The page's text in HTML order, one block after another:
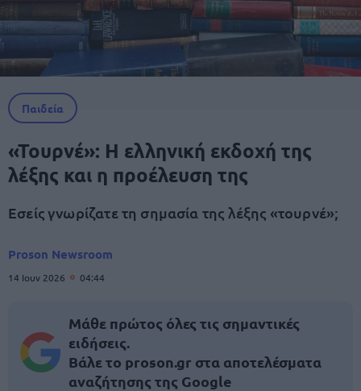
Παιδεία
«Τουρνέ»: Η ελληνική εκδοχή της
λέξης και η προέλευση της
Εσείς γνωρίζατε τη σημασία της λέξης «τουρνέ»;
Proson Newsroom
14 Ιουν 2026 04:44
Μάθε πρώτος όλες τις σημαντικές
ειδήσεις.
Βάλε το proson.gr στα αποτελέσματα
αναζήτησης της Google